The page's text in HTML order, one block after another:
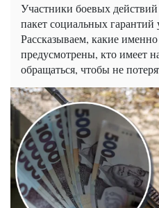
Участники боевых
пакет социальных
Рассказываем, какие
предусмотрены, кто имеет
обращаться, чтобы не